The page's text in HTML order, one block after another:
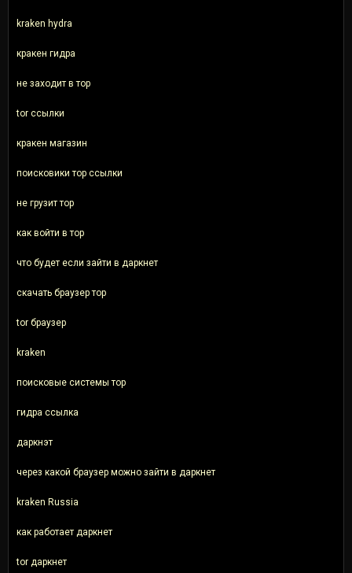
kraken hydra
кракен гидра
не заходит в тор
tor ссылки
кракен магазин
поисковики тор ссылки
не грузит тор
как войти в тор
что будет если зайти в даркнет
скачать браузер тор
tor браузер
kraken
поисковые системы тор
гидра ссылка
даркнэт
через какой браузер можно зайти в даркнет
kraken Russia
как работает даркнет
tor даркнет